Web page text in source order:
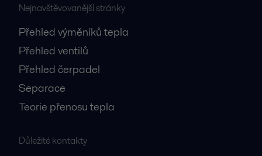
Nejnavštěvovanější stránky
Přehled výměníků tepla
Přehled ventilů
Přehled čerpadel
Separace
Teorie přenosu tepla
Důležité kontakty